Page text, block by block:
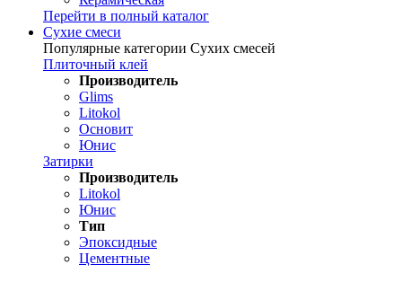
Перейти в полный каталог
Сухие смеси
Популярные категории Сухих смесей
Плиточный клей
Производитель
Glims
Litokol
Основит
Юнис
Затирки
Производитель
Litokol
Юнис
Тип
Эпоксидные
Цементные